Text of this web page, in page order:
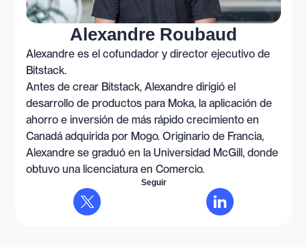
Alexandre Roubaud
Alexandre es el cofundador y director ejecutivo de
Bitstack.
Antes de crear Bitstack, Alexandre dirigió el
desarrollo de productos para Moka, la aplicación de
ahorro e inversión de más rápido crecimiento en
Canadá adquirida por Mogo. Originario de Francia,
Alexandre se graduó en la Universidad McGill, donde
obtuvo una licenciatura en Comercio.
Seguir